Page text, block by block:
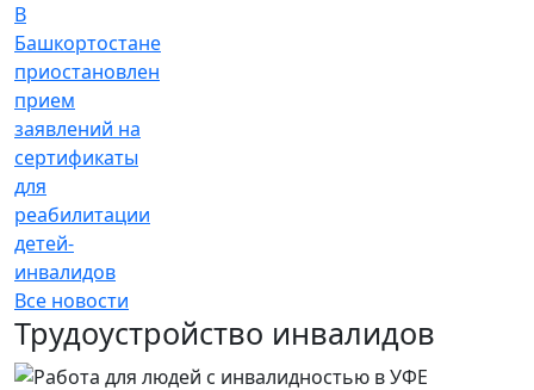
В
Башкортостане
приостановлен
прием
заявлений на
сертификаты
для
реабилитации
детей-
инвалидов
Все новости
Трудоустройство инвалидов